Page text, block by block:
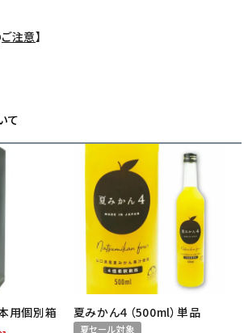
ご注意】
て
用個別箱
夏みかん４（500ml）単品
夏セール対象